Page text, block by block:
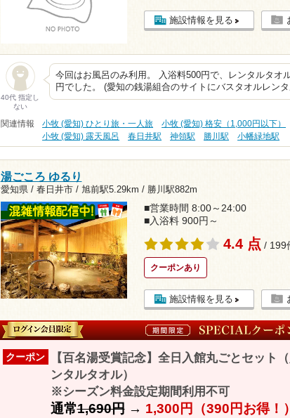
施設情報を見る
40代 指定し
ない
今回はお風呂のみ利用。 入浴料500円で、レンタルタオ
円でした。 (愛知の銭湯組合のサイトにバスタオルレン
関連情報 小牧 (愛知) ひとり旅・一人旅 小牧 (愛知) 格安（1,000円以下）
小牧 (愛知) 露天風呂
春日井駅 神領駅 勝川駅 小幡緑地駅
湯ごころ ゆるり
愛知県 / 春日井市 / 旭前駅5.29km / 勝川駅882m
■営業時間 8:00～24:00
■入浴料 900円～
4.4 点 / 199
クーポンあり
施設情報を見る
クーポン
【百名湯受賞記念】全日入館丸ごとセット
ンタルタオル）
※シーズン料金設定期間利用不可
通常1,690円→ 1,300円（390円お得！）